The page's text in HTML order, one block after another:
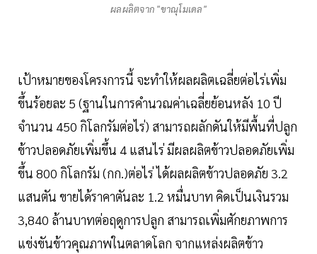
ผลผลิตจาก "ขาณุโมเดล"
เป้าหมายของโครงการนี้ จะทำให้ผลผลิตเฉลี่ยต่อไร่เพิ่ม
ขึ้นร้อยละ 5 (ฐานในการคำนวณค่าเฉลี่ยย้อนหลัง 10 ปี
จำนวน 450 กิโลกรัมต่อไร่) สามารถผลักดันให้มีพื้นที่ปลูก
ข้าวปลอดภัยเพิ่มขึ้น 4 แสนไร่ มีผลผลิตข้าวปลอดภัยเพิ่ม
ขึ้น 800 กิโลกรัม (กก.)ต่อไร่ ได้ผลผลิตข้าวปลอดภัย 3.2
แสนตัน ขายได้ราคาตันละ 1.2 หมื่นบาท คิดเป็นเงินรวม
3,840 ล้านบาทต่อฤดูการปลูก สามารถเพิ่มศักยภาพการ
แข่งขันข้าวคุณภาพในตลาดโลก จากแหล่งผลิตข้าว